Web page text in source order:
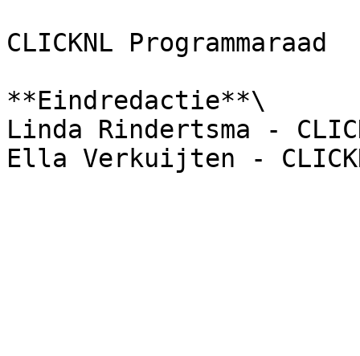
CLICKNL Programmaraad
**Eindredactie**\
Linda Rindertsma -